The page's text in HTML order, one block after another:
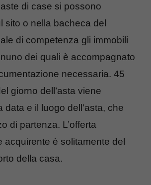
di case si possono
sito o nella bacheca del
di competenza gli immobili
dei quali è accompagnato
necessaria. 45
giorno dell’asta viene
data e il luogo dell’asta, che
di partenza. L’offerta
acquirente è solitamente del
della casa.